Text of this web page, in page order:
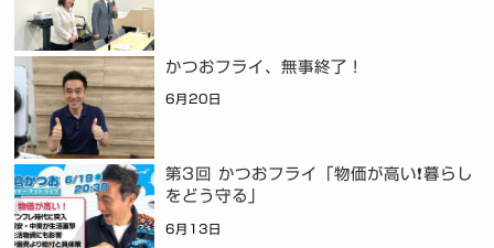
かつおフライ、無事終了！
6月20日
第3回 かつおフライ「物価が高い❗暮らし
をどう守る」
6月13日